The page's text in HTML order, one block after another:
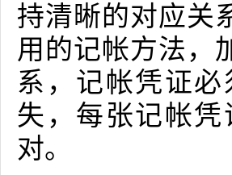
持清晰的对应关
用的记帐方法，
系，记帐凭证
失，每张记帐
对。